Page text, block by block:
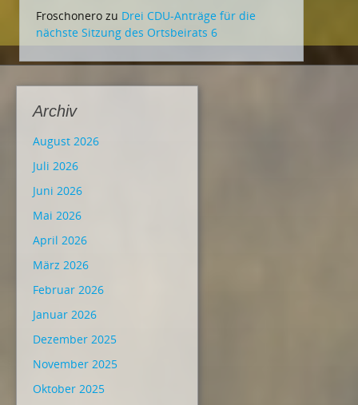
Froschonero zu Drei CDU-Anträge für die
nächste Sitzung des Ortsbeirats 6
Archiv
August 2026
Juli 2026
Juni 2026
Mai 2026
April 2026
März 2026
Februar 2026
Januar 2026
Dezember 2025
November 2025
Oktober 2025